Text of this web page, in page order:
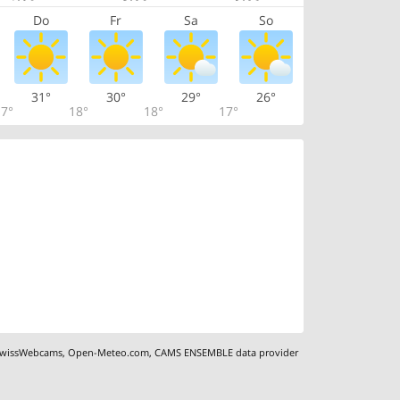
Do Fr Sa So
31°
18°
30°
18°
29°
17°
26°
,Open-Meteo.com,CAMS ENSEMBLE data provider